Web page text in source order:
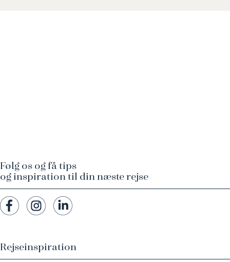
Rejseinspiration
Følg os og få tips
og inspiration til din næste rejse